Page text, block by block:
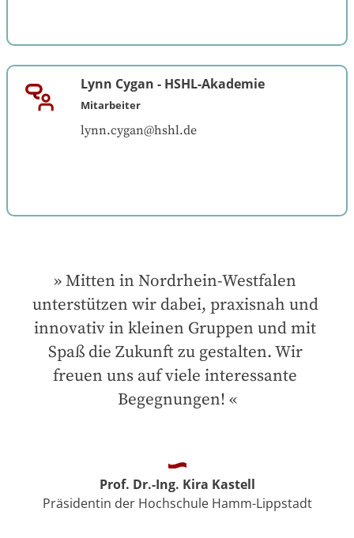
Lynn Cygan - HSHL-Akademie
Mitarbeiter
lynn.cygan@hshl.de
Mitten in Nordrhein-Westfalen
unterstützen wir dabei, praxisnah und
innovativ in kleinen Gruppen und mit
Spaß die Zukunft zu gestalten. Wir
freuen uns auf viele interessante
Begegnungen!
Prof. Dr.-Ing. Kira Kastell
Präsidentin der Hochschule Hamm-Lippstadt